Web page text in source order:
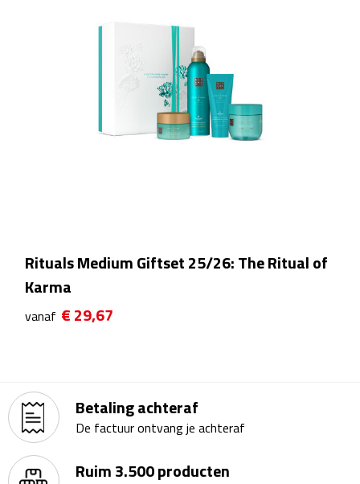
Kopjes
Thermossets
Kantoor & Zakelijk
Rituals Medium Giftset 25/26: The Ritual of
Karma
vanaf € 29,67
Betaling achteraf
De factuur ontvang je achteraf
Ruim 3.500 producten